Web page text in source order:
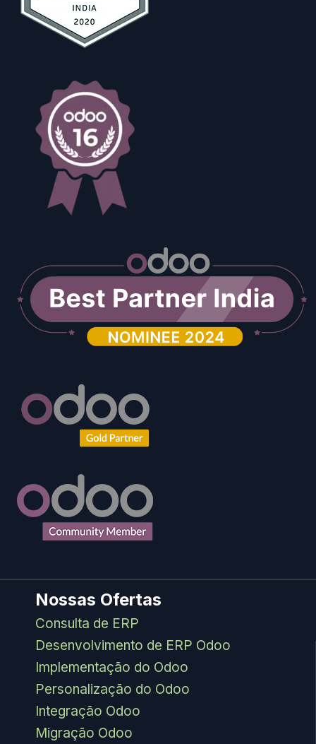
Nossas Ofertas
Consulta de ERP
Desenvolvimento de ERP Odoo
Implementação do Odoo
Personalização do Odoo
Integração Odoo
Migração Odoo